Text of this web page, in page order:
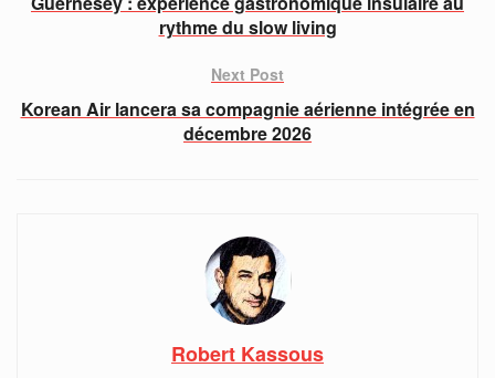
rythme du slow living
Next Post
Korean Air lancera sa compagnie aérienne intégrée en
décembre 2026
Robert Kassous